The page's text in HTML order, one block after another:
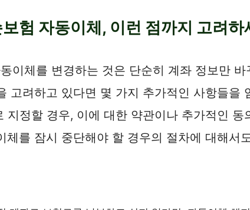
험 자동이체, 이런 점까지 고려하
이체를 변경하는 것은 단순히 계좌 정보만
고려하고 있다면 몇 가지 추가적인 사항들
지정할 경우, 이에 대한 약관이나 추가적인
체를 잠시 중단해야 할 경우의 절차에 대해서